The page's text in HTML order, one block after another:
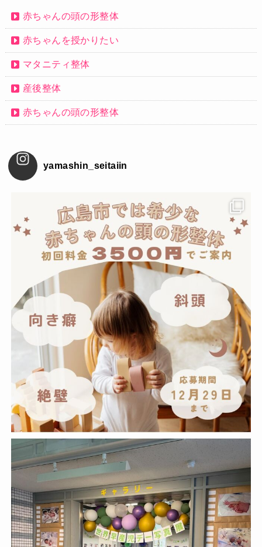
赤ちゃんの頭の形整体
赤ちゃんを授かりたい
マタニティ整体
産後整体
赤ちゃんの頭の形整体
yamashin_seitaiin